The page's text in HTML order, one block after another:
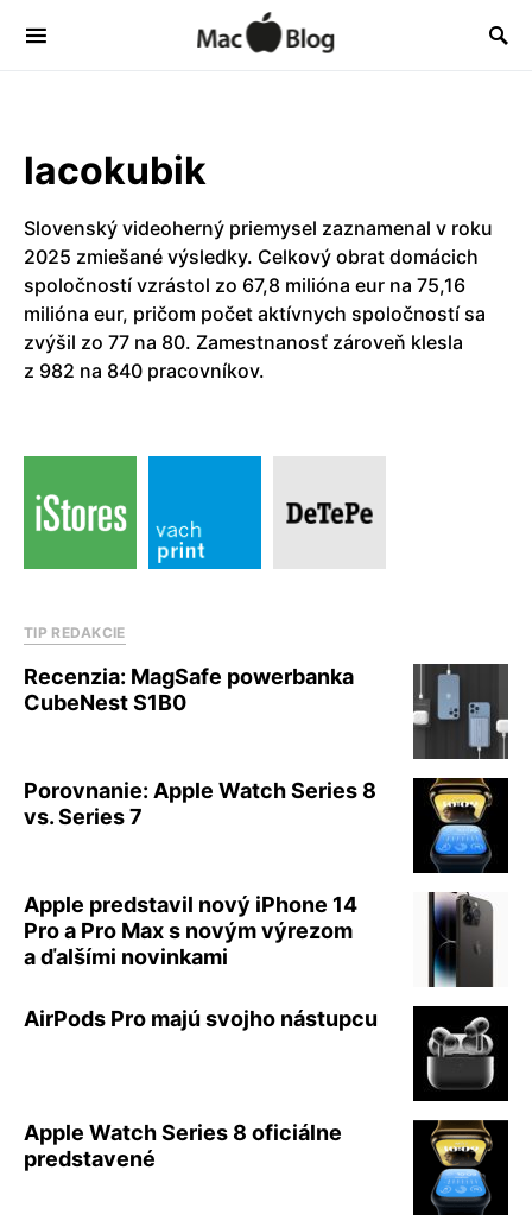
lacokubik
Slovenský videoherný priemysel zaznamenal v roku
2025 zmiešané výsledky. Celkový obrat domácich
spoločností vzrástol zo 67,8 milióna eur na 75,16
milióna eur, pričom počet aktívnych spoločností sa
zvýšil zo 77 na 80. Zamestnanosť zároveň klesla
z 982 na 840 pracovníkov.
TIP REDAKCIE
Recenzia: MagSafe powerbanka
CubeNest S1B0
Porovnanie: Apple Watch Series 8
vs. Series 7
Apple predstavil nový iPhone 14
Pro a Pro Max s novým výrezom
a ďalšími novinkami
AirPods Pro majú svojho nástupcu
Apple Watch Series 8 oficiálne
predstavené